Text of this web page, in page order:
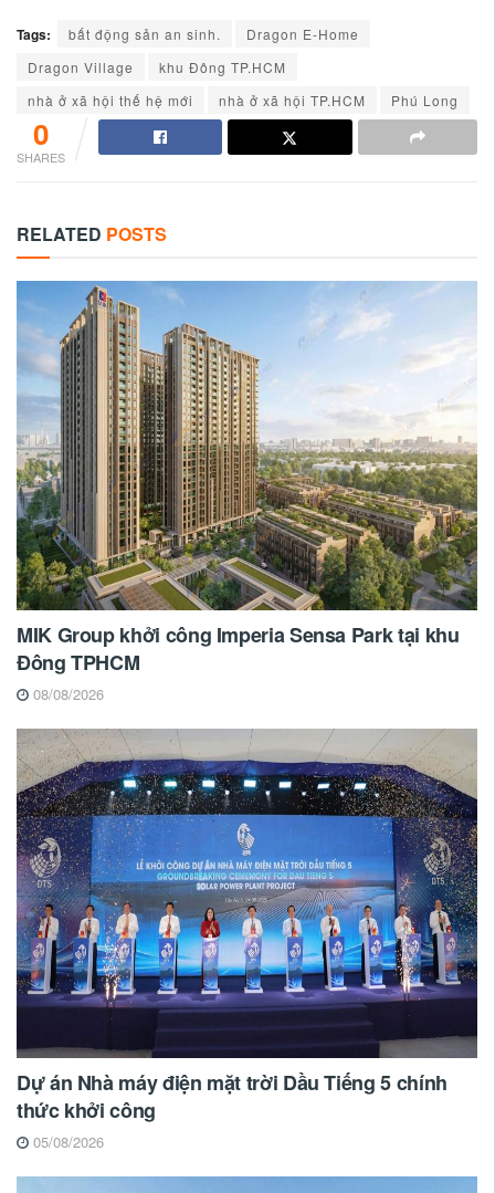
Tags: bất động sản an sinh.
Dragon E-Home
Dragon Village
khu Đông TP.HCM
nhà ở xã hội thế hệ mới
nhà ở xã hội TP.HCM Phú Long
0
SHARES
RELATED POSTS
MIK Group khởi công Imperia Sensa Park tại khu
Đông TPHCM
08/08/2026
Dự án Nhà máy điện mặt trời Dầu Tiếng 5 chính
thức khởi công
05/08/2026